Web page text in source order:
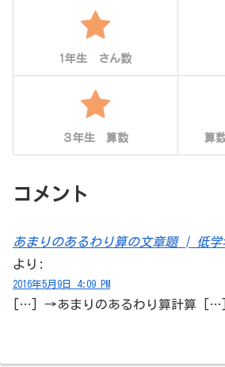
1年生 さん数
３年生 算数 算
コメント
あまりのあるわり算の文章題 | 低学
より:
2016年5月9日 4:09 PM
[…] →あまりのあるわり算計算 […]